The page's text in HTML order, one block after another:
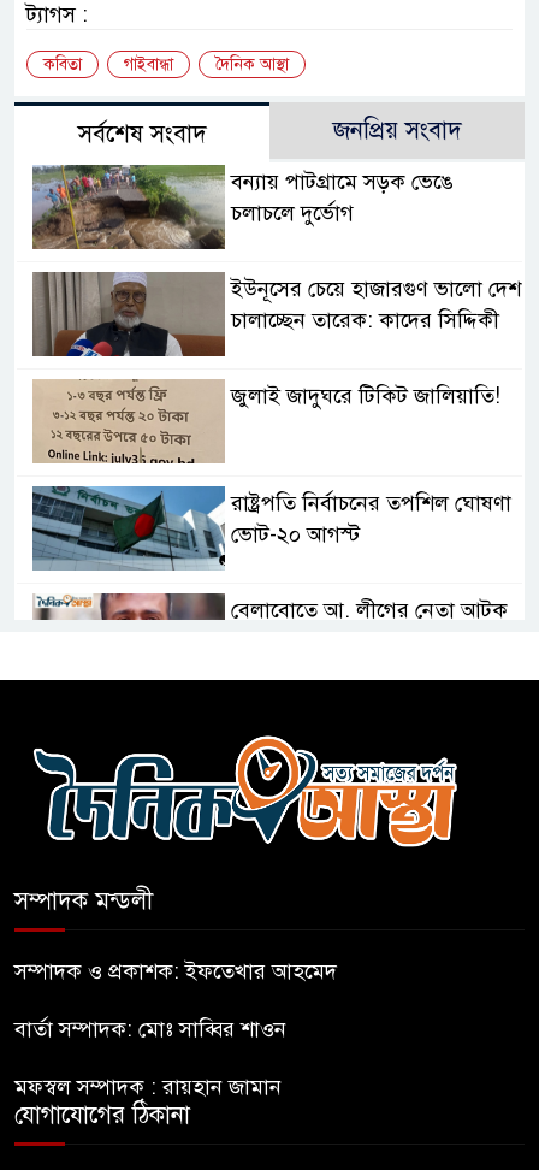
ট্যাগস :
কবিতা গাইবান্ধা দৈনিক আস্থা
সর্বশেষ সংবাদ জনপ্রিয় সংবাদ
বন্যায় পাটগ্রামে সড়ক ভেঙে
চলাচলে দুর্ভোগ
ইউনূসের চেয়ে হাজারগুণ ভালো দেশ
চালাচ্ছেন তারেক: কাদের সিদ্দিকী
জুলাই জাদুঘরে টিকিট জালিয়াতি!
রাষ্ট্রপতি নির্বাচনের তপশিল ঘোষণা
ভোট-২০ আগস্ট
বেলাবোতে আ. লীগের নেতা আটক
ছাড়লেন ১১ দলের নেতারা
এআই বক্তব্য দিয়েছে শেখ হাসিনা
ঐক্যের পদযাত্রা আটকে দিলো
সুযোগ দেওয়ায় ঢাকার ক্ষোভ
সম্পাদক মন্ডলী
সম্পাদক ও প্রকাশক: ইফতেখার আহমেদ
বার্তা সম্পাদক: মোঃ সাব্বির শাওন
মফস্বল সম্পাদক : রায়হান জামান
যোগাযোগের ঠিকানা